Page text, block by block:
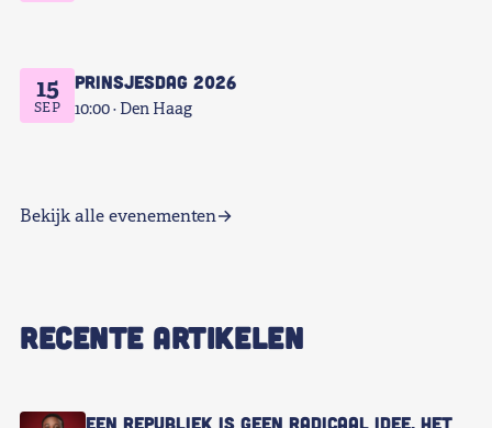
15
SEP
Prinsjesdag 2026
10:00 Den Haag
Bekijk alle evenementen
RECENTE ARTIKELEN
Een republiek is geen radicaal idee, het